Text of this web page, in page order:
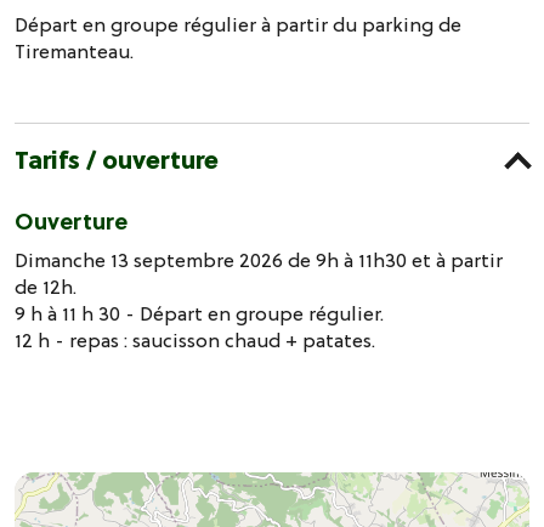
Départ en groupe régulier à partir du parking de
Tiremanteau.
Tarifs / ouverture
Ouverture
Dimanche 13 septembre 2026 de 9h à 11h30 et à partir
de 12h.
9 h à 11 h 30 - Départ en groupe régulier.
12 h - repas : saucisson chaud + patates.